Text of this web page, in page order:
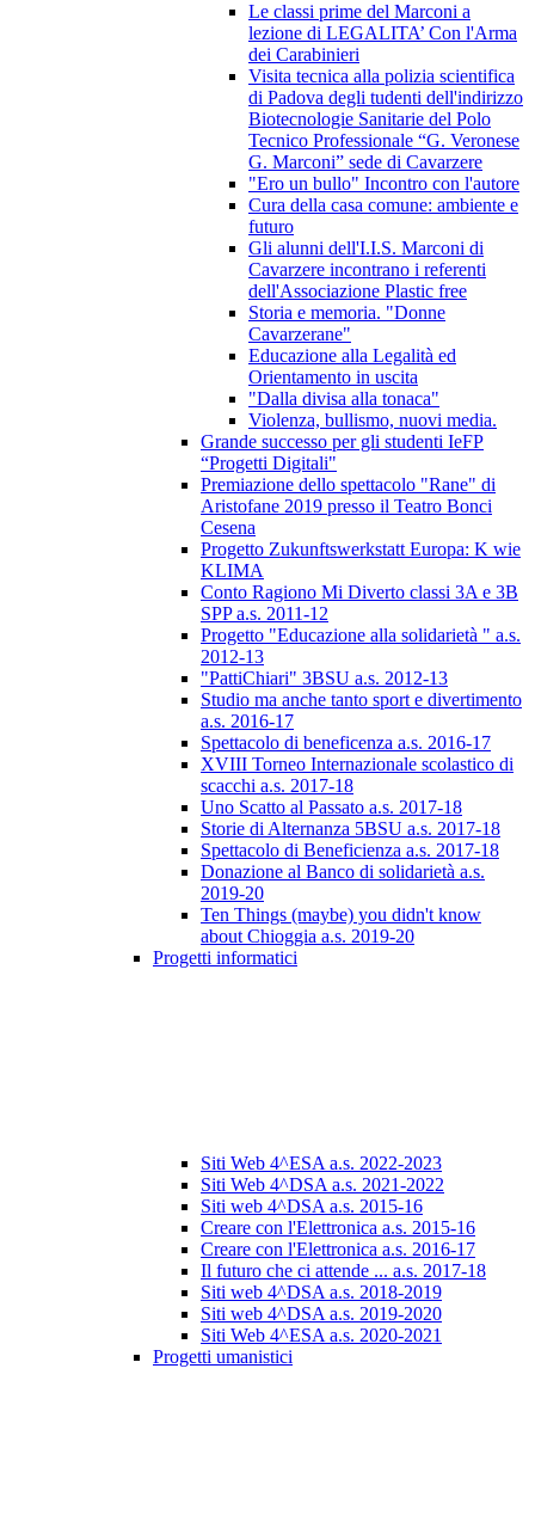
Le classi prime del Marconi a
lezione di LEGALITA’ Con l'Arma
dei Carabinieri
Visita tecnica alla polizia scientifica
di Padova degli tudenti dell'indirizzo
Biotecnologie Sanitarie del Polo
Tecnico Professionale “G. Veronese
G. Marconi” sede di Cavarzere
"Ero un bullo" Incontro con l'autore
Cura della casa comune: ambiente e
futuro
Gli alunni dell'I.I.S. Marconi di
Cavarzere incontrano i referenti
dell'Associazione Plastic free
Storia e memoria. "Donne
Cavarzerane"
Educazione alla Legalità ed
Orientamento in uscita
"Dalla divisa alla tonaca"
Violenza, bullismo, nuovi media.
Grande successo per gli studenti IeFP
“Progetti Digitali"
Premiazione dello spettacolo "Rane" di
Aristofane 2019 presso il Teatro Bonci
Cesena
Progetto Zukunftswerkstatt Europa: K wie
KLIMA
Conto Ragiono Mi Diverto classi 3A e 3B
SPP a.s. 2011-12
Progetto "Educazione alla solidarietà " a.s.
2012-13
"PattiChiari" 3BSU a.s. 2012-13
Studio ma anche tanto sport e divertimento
a.s. 2016-17
Spettacolo di beneficenza a.s. 2016-17
XVIII Torneo Internazionale scolastico di
scacchi a.s. 2017-18
Uno Scatto al Passato a.s. 2017-18
Storie di Alternanza 5BSU a.s. 2017-18
Spettacolo di Beneficienza a.s. 2017-18
Donazione al Banco di solidarietà a.s.
2019-20
Ten Things (maybe) you didn't know
about Chioggia a.s. 2019-20
Progetti informatici
Siti Web 4^ESA a.s. 2022-2023
Siti Web 4^DSA a.s. 2021-2022
Siti web 4^DSA a.s. 2015-16
Creare con l'Elettronica a.s. 2015-16
Creare con l'Elettronica a.s. 2016-17
Il futuro che ci attende ... a.s. 2017-18
Siti web 4^DSA a.s. 2018-2019
Siti web 4^DSA a.s. 2019-2020
Siti Web 4^ESA a.s. 2020-2021
Progetti umanistici